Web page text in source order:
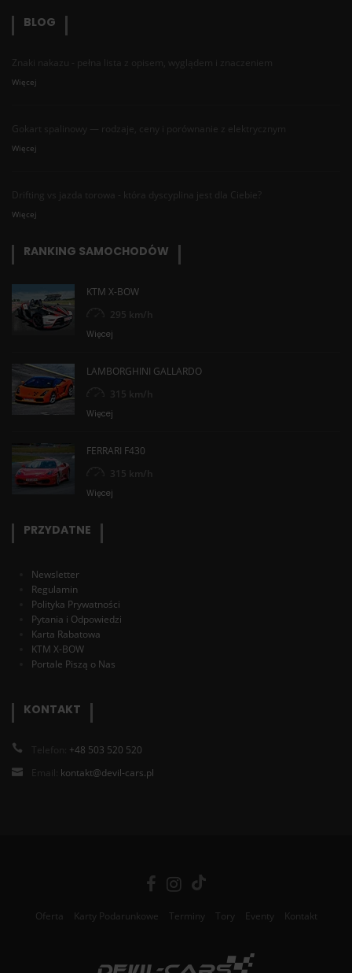
BLOG
Znaki nakazu - pełna lista z opisem, wyglądem i znaczeniem
Więcej
Gokart spalinowy — rodzaje, ceny i porównanie z elektrycznym
Więcej
Drifting vs jazda torowa - która dyscyplina jest dla Ciebie?
Więcej
RANKING SAMOCHODÓW
KTM X-BOW
295 km/h
Więcej
LAMBORGHINI GALLARDO
315 km/h
Więcej
FERRARI F430
315 km/h
Więcej
PRZYDATNE
Newsletter
Regulamin
Polityka Prywatności
Pytania i Odpowiedzi
Karta Rabatowa
KTM X-BOW
Portale Piszą o Nas
KONTAKT
Telefon: +48 503 520 520
Email: kontakt@devil-cars.pl
Oferta Karty Podarunkowe Terminy Tory Eventy Kontakt